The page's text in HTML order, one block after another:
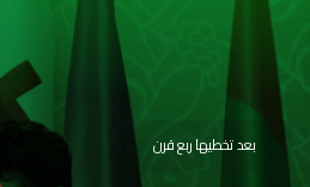
بعد تخطيها ربع قرن